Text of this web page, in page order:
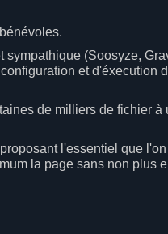
(Soosyze,
et d'éxecution
de milliers de fichier à
l'essentiel que
la page sans non plus